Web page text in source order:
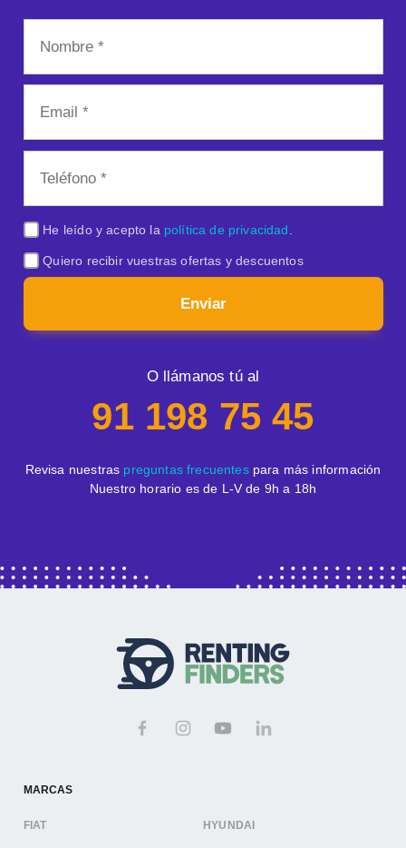
He leído y acepto la política de privacidad
Quiero recibir vuestras ofertas y descuentos
Enviar
O llámanos tú al
91 198 75 45
Revisa nuestras preguntas frecuentespara más información
Nuestro horario es de L-V de 9h a 18h
MARCAS
FIAT HYUNDAI